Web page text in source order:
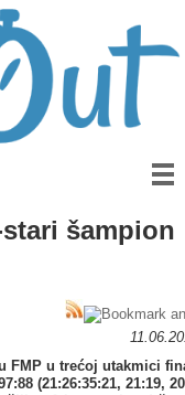
šampion
FMP u trećoj utakmici
(21:26:35:21, 21:19,